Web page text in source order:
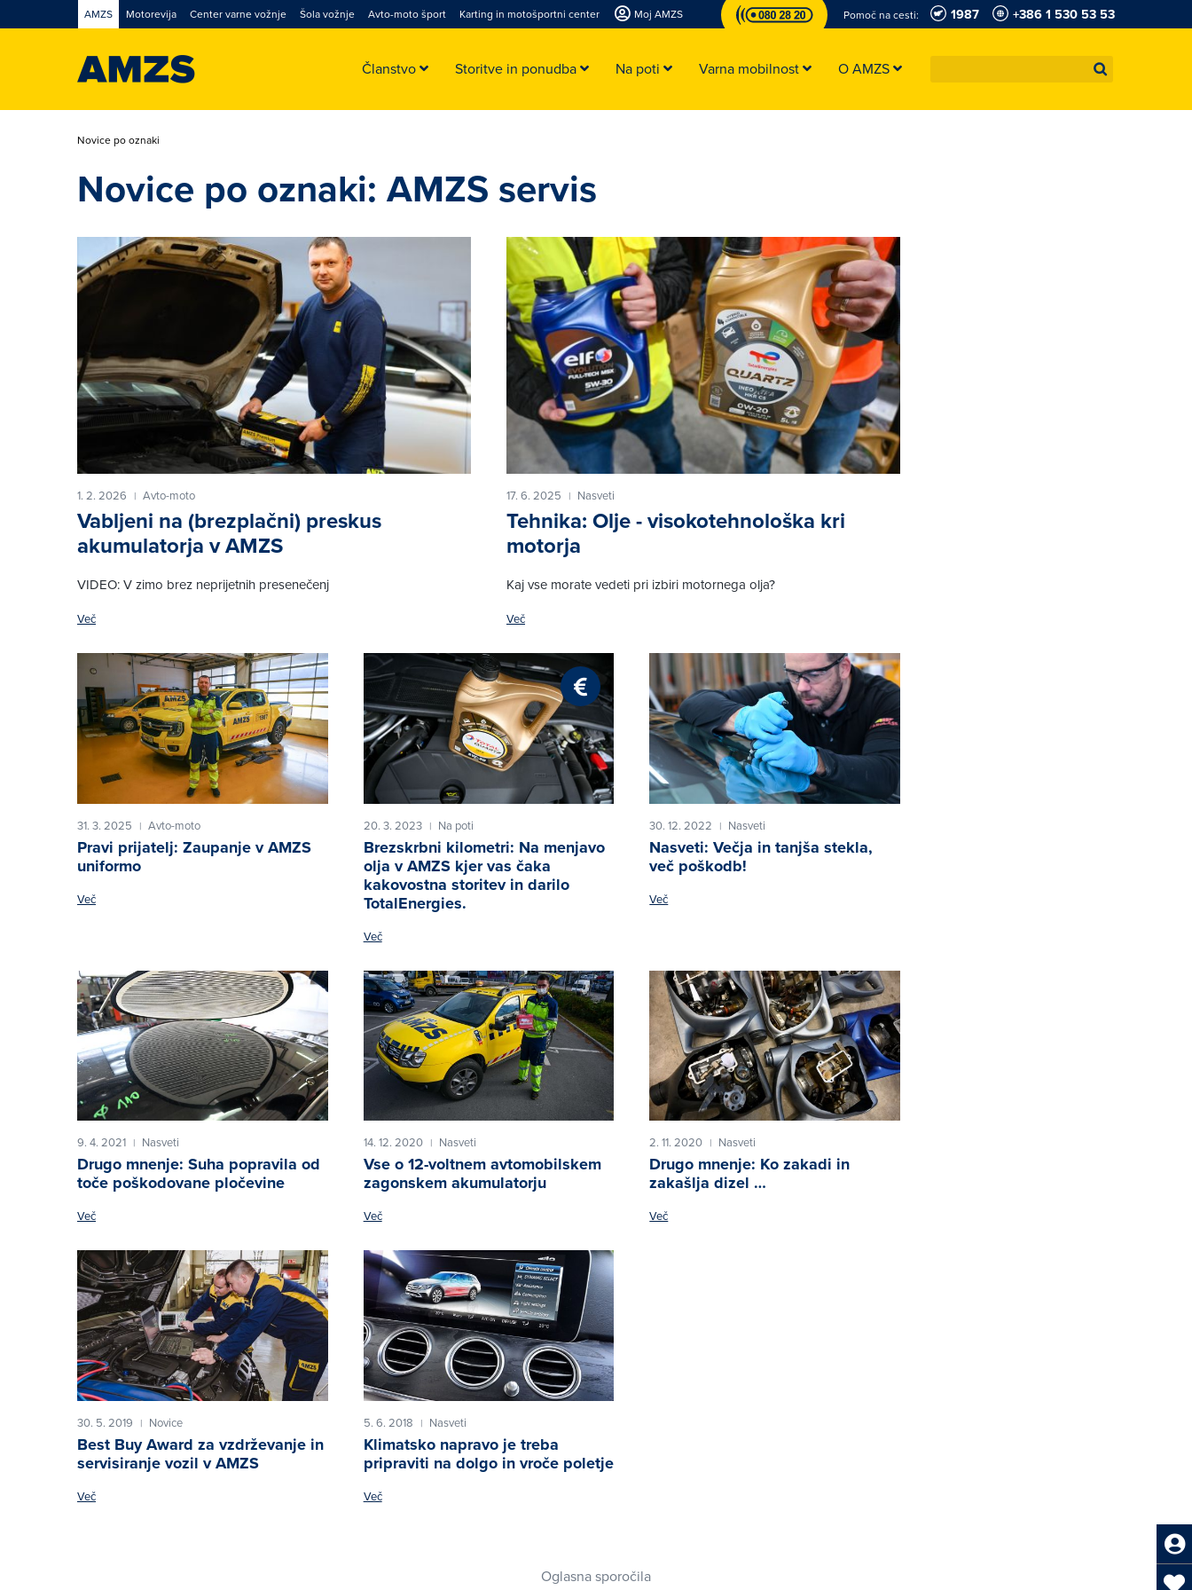
AMZS Motorevija Center varne vožnje Šola vožnje Avto-moto šport Karting in motošportni center Moj AMZS Pomoč na cesti: 1987 +386 1 530 53 53
Članstvo Storitve in ponudba Na poti Varna mobilnost O AMZS
Novice po oznaki
Novice po oznaki: AMZS servis
1. 2. 2026 | Avto-moto
Vabljeni na (brezplačni) preskus
akumulatorja v AMZS
VIDEO: V zimo brez neprijetnih presenečenj
Več
17. 6. 2025 | Nasveti
Tehnika: Olje - visokotehnološka kri
motorja
Kaj vse morate vedeti pri izbiri motornega olja?
Več
31. 3. 2025 | Avto-moto
Pravi prijatelj: Zaupanje v AMZS
uniformo
Več
20. 3. 2023 | Na poti
Brezskrbni kilometri: Na menjavo
olja v AMZS kjer vas čaka
kakovostna storitev in darilo
TotalEnergies.
Več
30. 12. 2022 | Nasveti
Nasveti: Večja in tanjša stekla,
več poškodb!
Več
9. 4. 2021 | Nasveti
Drugo mnenje: Suha popravila od
toče poškodovane pločevine
Več
14. 12. 2020 | Nasveti
Vse o 12-voltnem avtomobilskem
zagonskem akumulatorju
Več
2. 11. 2020 | Nasveti
Drugo mnenje: Ko zakadi in
zakašlja dizel …
Več
30. 5. 2019 | Novice
Best Buy Award za vzdrževanje in
servisiranje vozil v AMZS
Več
5. 6. 2018 | Nasveti
Klimatsko napravo je treba
pripraviti na dolgo in vroče poletje
Več
Oglasna sporočila